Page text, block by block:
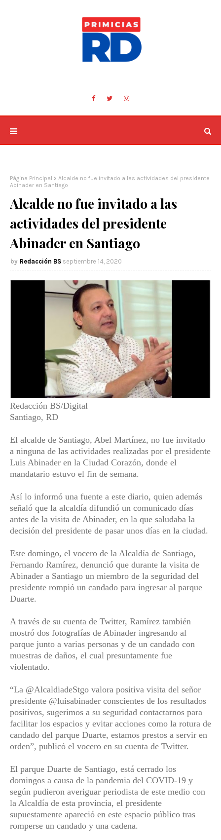
Página Principal
Alcalde no fue invitado a las actividades del presidente
Abinader en Santiago
Alcalde no fue invitado a las
actividades del presidente
Abinader en Santiago
Redacción BS septiembre 14, 2020
Redacción BS/Digital
Santiago, RD
El alcalde de Santiago, Abel Martínez, no fue invitado
a ninguna de las actividades realizadas por el presidente
Luis Abinader en la Ciudad Corazón, donde el
mandatario estuvo el fin de semana.
Así lo informó una fuente a este diario, quien además
señaló que la alcaldía difundió un comunicado días
antes de la visita de Abinader, en la que saludaba la
decisión del presidente de pasar unos días en la ciudad.
Este domingo, el vocero de la Alcaldía de Santiago,
Fernando Ramírez, denunció que durante la visita de
Abinader a Santiago un miembro de la seguridad del
presidente rompió un candado para ingresar al parque
Duarte.
A través de su cuenta de Twitter, Ramírez también
mostró dos fotografías de Abinader ingresando al
parque junto a varias personas y de un candado con
muestras de daños, el cual presuntamente fue
violentado.
“La @AlcaldiadeStgo valora positiva visita del señor
presidente @luisabinader conscientes de los resultados
positivos, sugerimos a su seguridad contactarnos para
facilitar los espacios y evitar acciones como la rotura de
candado del parque Duarte, estamos prestos a servir en
orden”, publicó el vocero en su cuenta de Twitter.
El parque Duarte de Santiago, está cerrado los
domingos a causa de la pandemia del COVID-19 y
según pudieron averiguar periodista de este medio con
la Alcaldía de esta provincia, el presidente
supuestamente apareció en este espacio público tras
romperse un candado y una cadena.